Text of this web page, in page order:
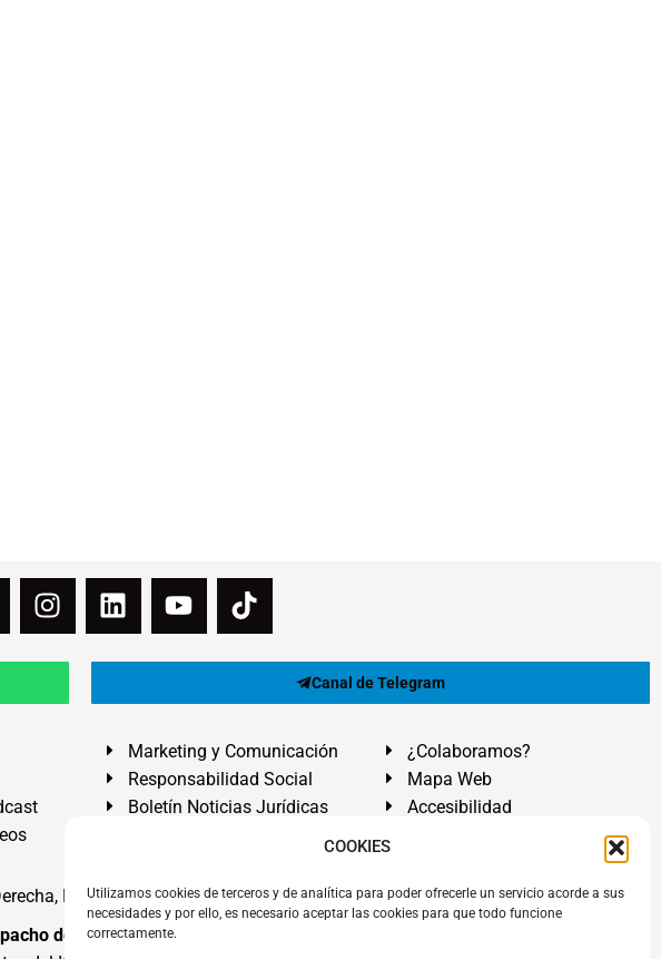
COOKIES
Utilizamos cookies de terceros y de analítica para poder ofrecerle un servicio acorde a sus
necesidades y por ello, es necesario aceptar las cookies para que todo funcione
correctamente.
Canal de Telegram
Marketing y Comunicación
Responsabilidad Social
Boletín Noticias Jurídicas
¿Colaboramos?
Mapa Web
Accesibilidad
El Médano, Granadilla de Abona, Santa Cruz de Tenerife. Islas Canarias.
de Abogados El Médano